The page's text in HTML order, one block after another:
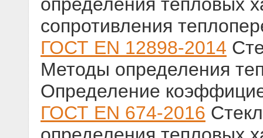
сопротивления
ГОСТ EN 12898-2014
Методы определения
Определение
ГОСТ EN 674-2016